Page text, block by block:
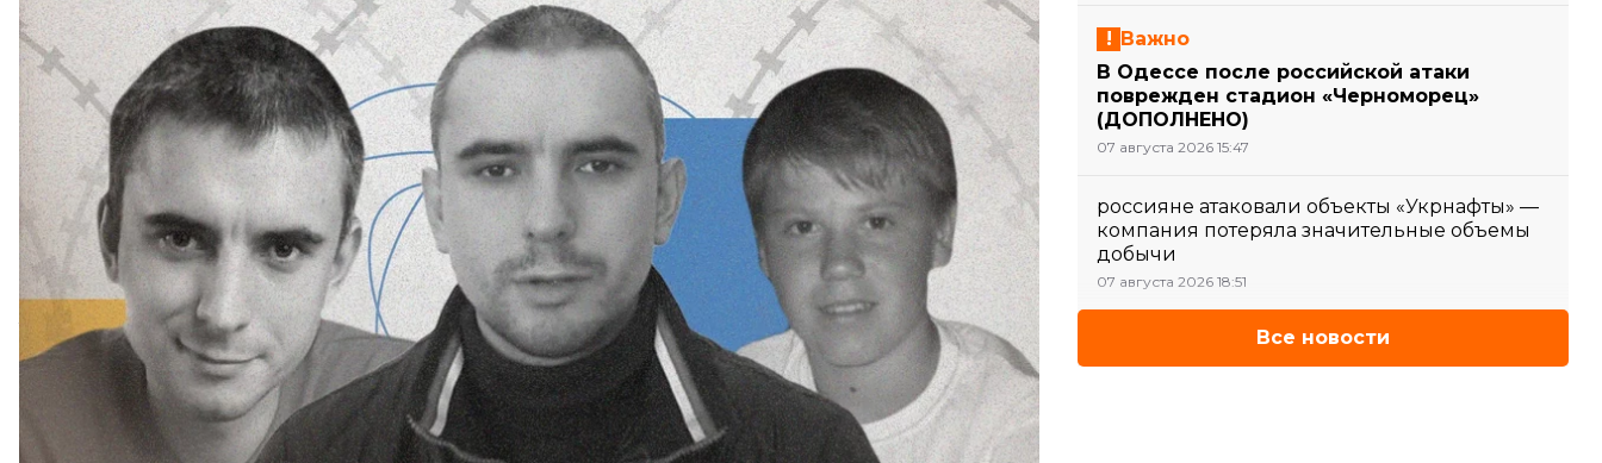
Эти слова принадлежат матери гражданского заложника, которого уже более 7 лет удерживают в
плену на оккупированной части Донецкой области. Он такой не один.
hromadske поговорило с родными украинцев, которых россия похитила еще до полномасштабного
вторжения. Среди них есть парень, которого задержали еще до совершеннолетия.
Они не военные, но прошли ад «Изоляции», жестокие пытки, годы колоний и неизвестности. Их
матери, бабушки, жены вышли на тропу войны за своих. Потому что со стороны государства тишина.
А со стороны россии — полное пренебрежение международным правом.
Эти истории — о силе любви, бессилии дипломатии и войне, которая длится не 3, а более 10 лет.
Отказался от помилования
Когда российские оккупанты 2016 года захватили его в плен, Богдану Ковальчуку было 17. Из
оккупированного города Ясиноватая он пытался выехать к бабушке в тогдашний Дзержинск (ныне
Торецк), чтобы закончить обучение в училище и получить украинский диплом. Его задержали на
блокпосте.
Оккупанты обвинили парня в сотрудничестве с СБУ, подрыве автомобилей и помещения
«полиции ДНР». В 2018 году он получил приговор — 10 лет заключения. Отбывать «наказание» его
отправили в Торезскую колонию.
Важно
В Одессе после российской атаки
поврежден стадион «Черноморец»
(ДОПОЛНЕНО)
07 августа 2026 15:47
россияне атаковали объекты «Укрнафты» —
компания потеряла значительные объемы
добычи
07 августа 2026 18:51
Все новости